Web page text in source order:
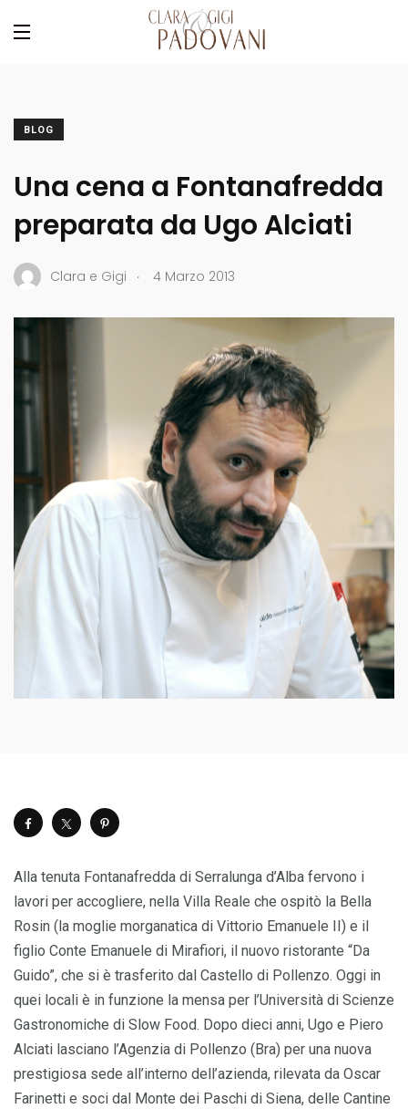
BLOG
Una cena a Fontanafredda
preparata da Ugo Alciati
Clara e Gigi . 4 Marzo 2013
Alla tenuta Fontanafredda di Serralunga d’Alba fervono i
lavori per accogliere, nella Villa Reale che ospitò la Bella
Rosin (la moglie morganatica di Vittorio Emanuele II) e il
figlio Conte Emanuele di Mirafiori, il nuovo ristorante “Da
Guido”, che si è trasferito dal Castello di Pollenzo. Oggi in
quei locali è in funzione la mensa per l’Università di Scienze
Gastronomiche di Slow Food. Dopo dieci anni, Ugo e Piero
Alciati lasciano l’Agenzia di Pollenzo (Bra) per una nuova
prestigiosa sede all’interno dell’azienda, rilevata da Oscar
Farinetti e soci dal Monte dei Paschi di Siena, delle Cantine